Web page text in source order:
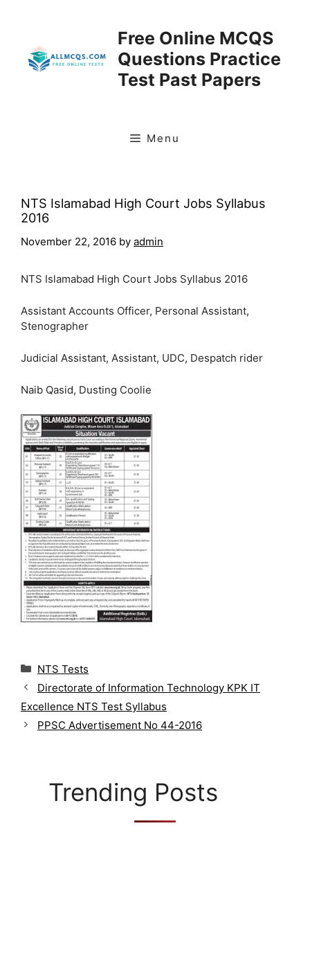
Free Online MCQS
Questions Practice
Test Past Papers
Menu
NTS Islamabad High Court Jobs Syllabus
2016
November 22, 2016 by admin
NTS Islamabad High Court Jobs Syllabus 2016
Assistant Accounts Officer, Personal Assistant,
Stenographer
Judicial Assistant, Assistant, UDC, Despatch rider
Naib Qasid, Dusting Coolie
C
t
e
g
NTS Tests
Directorate of Information Technology KPK IT
Excellence NTS Test Syllabus
PPSC Advertisement No 44-2016
Trending Posts